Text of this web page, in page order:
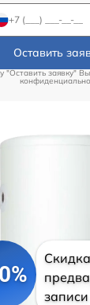
Оставить
"Оставить заявку"